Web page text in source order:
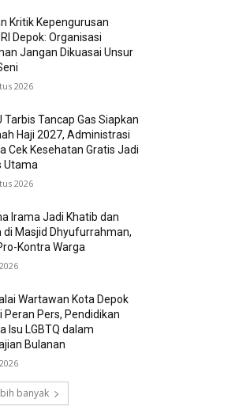
Kritik Kepengurusan
Depok: Organisasi
Jangan Dikuasai Unsur
2026
Tarbis Tancap Gas Siapkan
Haji 2027, Administrasi
Cek Kesehatan Gratis Jadi
Utama
2026
Irama Jadi Khatib dan
di Masjid Dhyufurrahman,
Kontra Warga
Wartawan Kota Depok
Peran Pers, Pendidikan
Isu LGBTQ dalam
Bulanan
banyak